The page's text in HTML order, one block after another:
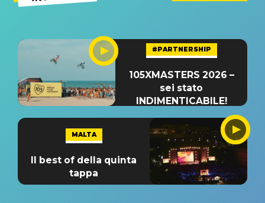
#PARTNERSHIP
105XMASTERS 2026 –
sei stato
INDIMENTICABILE!
MALTA
Il best of della quinta
tappa